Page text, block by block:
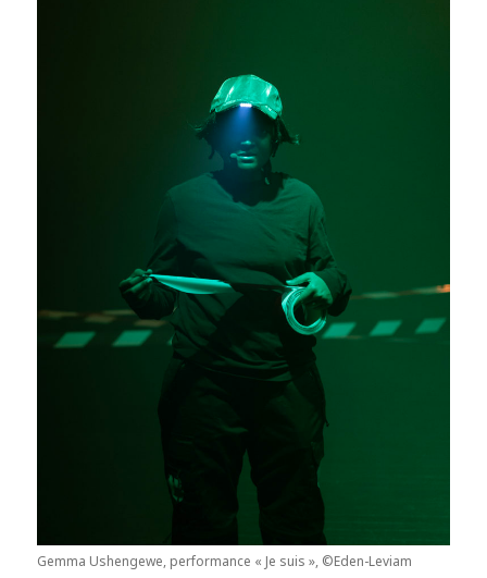
Gemma Ushengewe, performance « Je suis », ©Eden-Leviam